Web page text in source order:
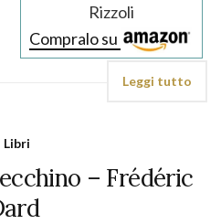
Rizzoli
Compralo su
Leggi tutto
Libri
– Frédéric